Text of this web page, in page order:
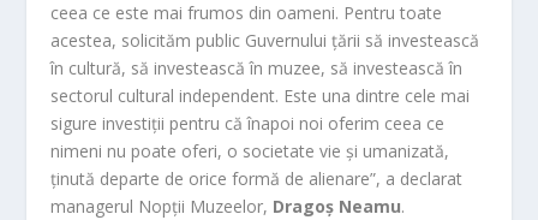
ceea ce este mai frumos din oameni. Pentru toate
acestea, solicităm public Guvernului țării să investească
în cultură, să investească în muzee, să investească în
sectorul cultural independent. Este una dintre cele mai
sigure investiții pentru că înapoi noi oferim ceea ce
nimeni nu poate oferi, o societate vie și umanizată,
ținută departe de orice formă de alienare”, a declarat
managerul Nopții Muzeelor, Dragoș Neamu.